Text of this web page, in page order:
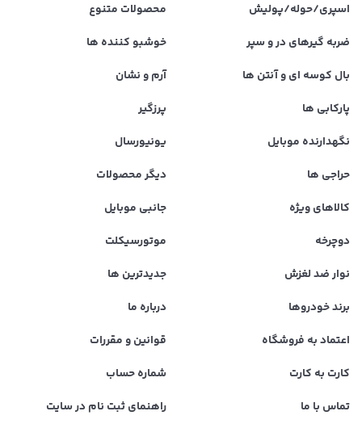
اسپری/حوله/پولیش
محصولات متنوع
ضربه گیرهای در و سپر
خوشبو کننده ها
بال کوسه ای و آنتن ها
آرم و نشان
پارکابی ها
پرزگیر
نگهدارنده موبایل
یونیورسال
حراجی ها
دیگر محصولات
کالاهای ویژه
جانبی موبایل
دوچرخه
موتورسیکلت
نوار ضد لغزش
جدیدترین ها
برند خودروها
درباره ما
اعتماد به فروشگاه
قوانین و مقررات
کارت به کارت
شماره حساب
تماس با ما
راهنمای ثبت نام در سایت